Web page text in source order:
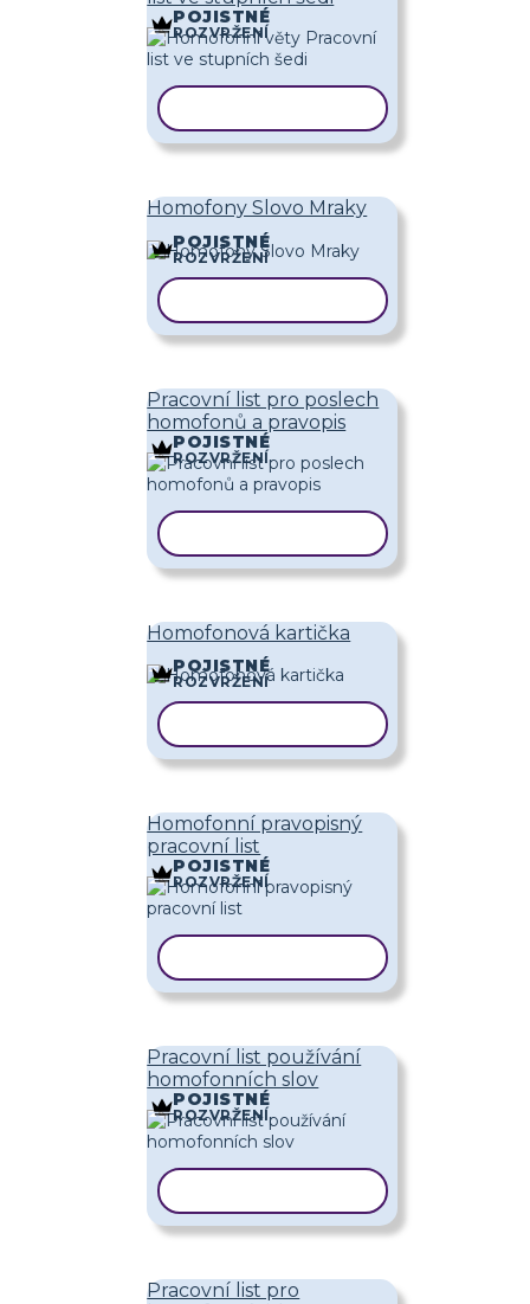
POJISTNÉ
ROZVRŽENÍ
Homofony Slovo Mraky
POJISTNÉ
ROZVRŽENÍ
Pracovní list pro poslech
homofonů a pravopis
POJISTNÉ
ROZVRŽENÍ
Homofonová kartička
POJISTNÉ
ROZVRŽENÍ
Homofonní pravopisný
pracovní list
POJISTNÉ
ROZVRŽENÍ
Pracovní list používání
homofonních slov
POJISTNÉ
ROZVRŽENÍ
Pracovní list pro